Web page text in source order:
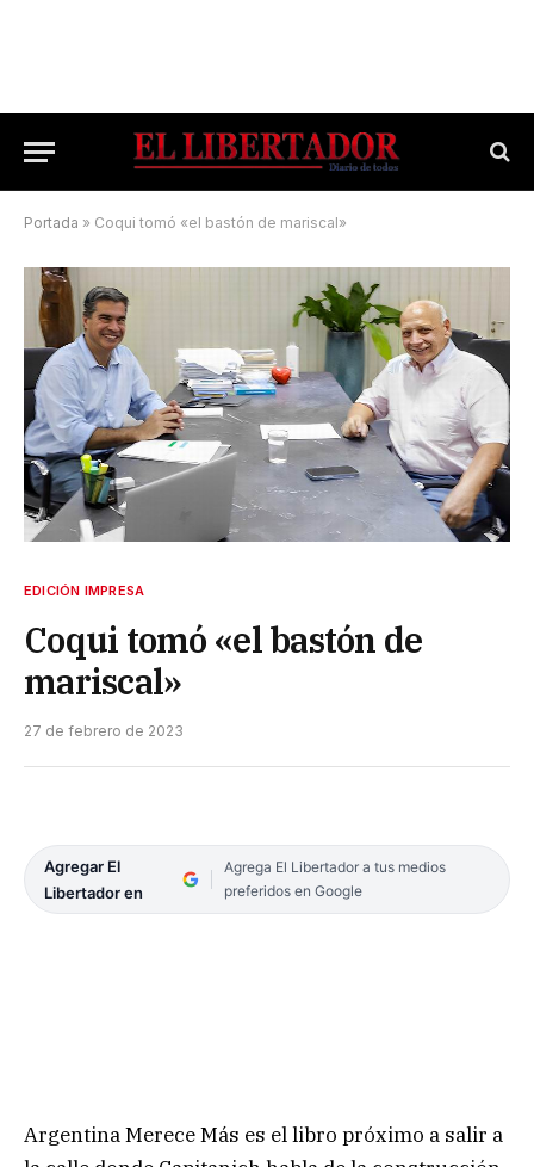
Portada » Coqui tomó «el bastón de mariscal»
EDICIÓN IMPRESA
Coqui tomó «el bastón de
mariscal»
27 de febrero de 2023
Agregar El
Libertador en
Agrega El Libertador a tus medios
preferidos en Google
Argentina Merece Más es el libro próximo a salir a